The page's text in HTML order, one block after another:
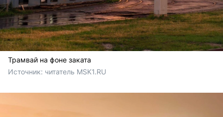
Трамвай на фоне заката
Источник: читатель MSK1.RU